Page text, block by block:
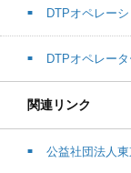
DTPオペレー
DTPオペレー
関連リンク
公益社団法人